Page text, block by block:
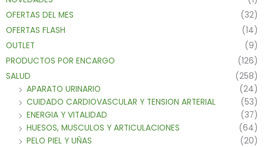
OFERTAS DEL MES
(32)
OFERTAS FLASH
(14)
OUTLET
(9)
PRODUCTOS POR ENCARGO
(126)
SALUD
(258)
APARATO URINARIO
(24)
CUIDADO CARDIOVASCULAR Y TENSION ARTERIAL
(53)
ENERGIA Y VITALIDAD
(37)
HUESOS, MUSCULOS Y ARTICULACIONES
(64)
PELO PIEL Y UÑAS
(20)